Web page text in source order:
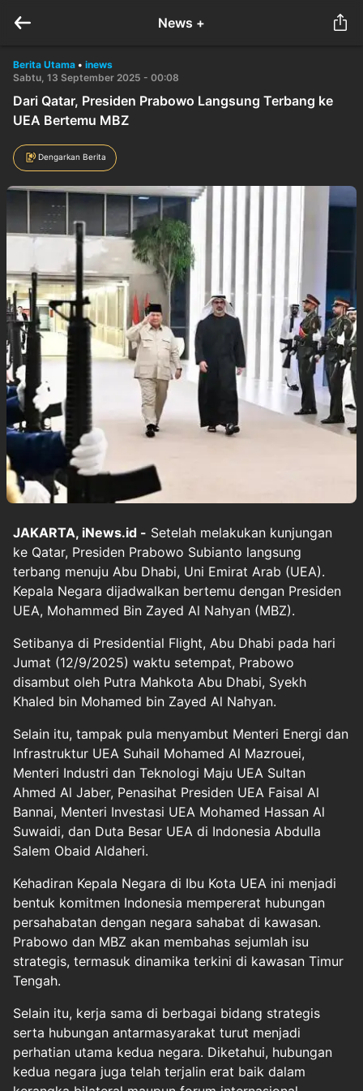
News +
Berita Utama • inews
Sabtu, 13 September 2025 - 00:08
Dari Qatar, Presiden Prabowo Langsung Terbang ke
UEA Bertemu MBZ
Dengarkan Berita
JAKARTA, iNews.id - Setelah melakukan kunjungan
ke Qatar, Presiden Prabowo Subianto langsung
terbang menuju Abu Dhabi, Uni Emirat Arab (UEA).
Kepala Negara dijadwalkan bertemu dengan Presiden
UEA, Mohammed Bin Zayed Al Nahyan (MBZ).
Setibanya di Presidential Flight, Abu Dhabi pada hari
Jumat (12/9/2025) waktu setempat, Prabowo
disambut oleh Putra Mahkota Abu Dhabi, Syekh
Khaled bin Mohamed bin Zayed Al Nahyan.
Selain itu, tampak pula menyambut Menteri Energi dan
Infrastruktur UEA Suhail Mohamed Al Mazrouei,
Menteri Industri dan Teknologi Maju UEA Sultan
Ahmed Al Jaber, Penasihat Presiden UEA Faisal Al
Bannai, Menteri Investasi UEA Mohamed Hassan Al
Suwaidi, dan Duta Besar UEA di Indonesia Abdulla
Salem Obaid Aldaheri.
Kehadiran Kepala Negara di Ibu Kota UEA ini menjadi
bentuk komitmen Indonesia mempererat hubungan
persahabatan dengan negara sahabat di kawasan.
Prabowo dan MBZ akan membahas sejumlah isu
strategis, termasuk dinamika terkini di kawasan Timur
Tengah.
Selain itu, kerja sama di berbagai bidang strategis
serta hubungan antarmasyarakat turut menjadi
perhatian utama kedua negara. Diketahui, hubungan
kedua negara juga telah terjalin erat baik dalam